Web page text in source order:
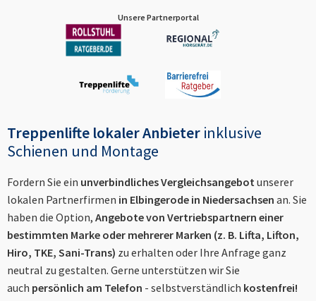
Unsere Partnerportal
Treppenlifte lokaler Anbieter inklusive
Schienen und Montage
Fordern Sie ein unverbindliches Vergleichsangebotunserer
lokalen Partnerfirmen in Elbingerode in Niedersachsen an. Sie
haben die Option, Angebote von Vertriebspartnern einer
bestimmten Marke oder mehrerer Marken (z. B. Lifta, Lifton,
Hiro, TKE, Sani-Trans) zu erhalten oder Ihre Anfrage ganz
neutral zu gestalten. Gerne unterstützen wir Sie
auch persönlich am Telefon - selbstverständlich kostenfrei!